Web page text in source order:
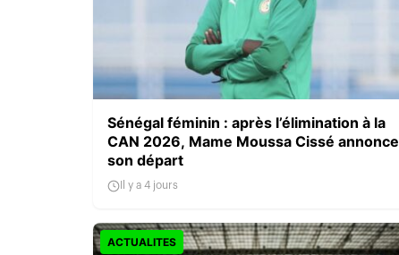
Sénégal féminin : après l’élimination à la
CAN 2026, Mame Moussa Cissé annonce
son départ
Il y a 4 jours
ACTUALITES